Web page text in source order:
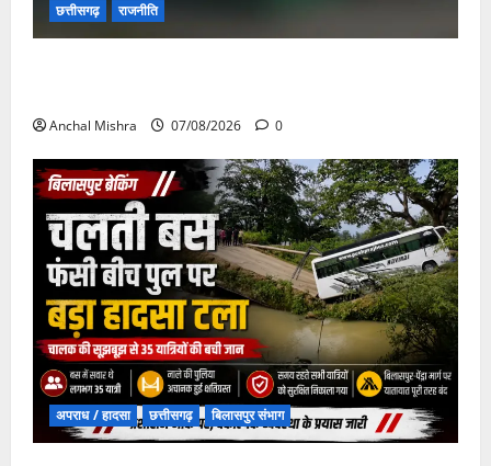
छत्तीसगढ़ राजनीति
Anchal Mishra 07/08/2026 0
अपराध / हादसा छत्तीसगढ़ बिलासपुर संभाग